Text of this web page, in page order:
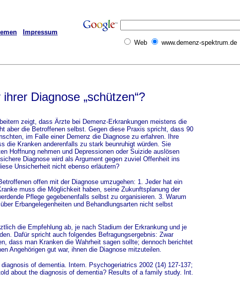
Impressum
Web
www.demenz-spektrum.de
ihrer Diagnose „schützen“?
zeigt, dass Ärzte bei Demenz-Erkrankungen meistens die
aber die Betroffenen selbst. Gegen diese Praxis spricht, dass 90
im Falle einer Demenz die Diagnose zu erfahren. Ihre
die Kranken anderenfalls zu stark beunruhigt würden. Sie
Hoffnung nehmen und Depressionen oder Suizide auslösen
Diagnose wird als Argument gegen zuviel Offenheit ins
Unsicherheit nicht ebenso erläutern?
offen mit der Diagnose umzugehen: 1. Jeder hat ein
muss die Möglichkeit haben, seine Zukunftsplanung der
Pflege gegebenenfalls selbst zu organisieren. 3. Warum
Erbangelegenheiten und Behandlungsarten nicht selbst
die Empfehlung ab, je nach Stadium der Erkrankung und je
Dafür spricht auch folgendes Befragungsergebnis: Zwar
dass man Kranken die Wahrheit sagen sollte; dennoch berichtet
Angehörigen gut war, ihnen die Diagnose mitzuteilen.
of dementia. Intern. Psychogeriatrics 2002 (14) 127-137;
about the diagnosis of dementia? Results of a family study.
Int.